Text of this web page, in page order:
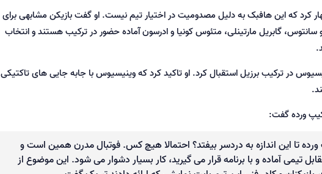
کرد که این هافبک به دلیل مصدومیت در اختیار تیم نیست. او گفت بازیکن مشابهی برای
سانتوس، گابریل مارتینلی، متئوس کونیا و ادرسون آماده حضور در ترکیب هستند و انتخاب
در ترکیب برزیل استقبال کرد. او تاکید کرد که وینیسیوس با جابه جایی های تاکتیکی
کیپ ورده گفت:
تا این اندازه به دردسر بیفتد؟ احتمالا هیچ کس. فوتبال مدرن همین است و
تیمی آماده و با برنامه قرار می گیرید، کار بسیار دشوار می شود. این موضوع از